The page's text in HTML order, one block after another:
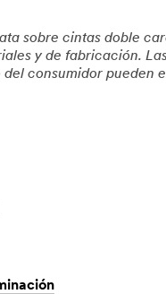
sobre cintas doble
y de fabricación.
consumidor pueden